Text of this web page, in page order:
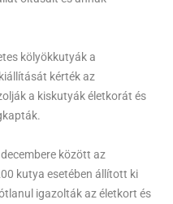
kölyökkutyák a
kérték az
a kiskutyák életkorát és
között az
kutya esetében állított ki
igazolták az életkort és